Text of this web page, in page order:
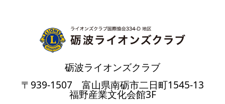
砺波ライオンズクラブ
〒939-1507 富山県南砺市二日町1545-13
福野産業文化会館3F